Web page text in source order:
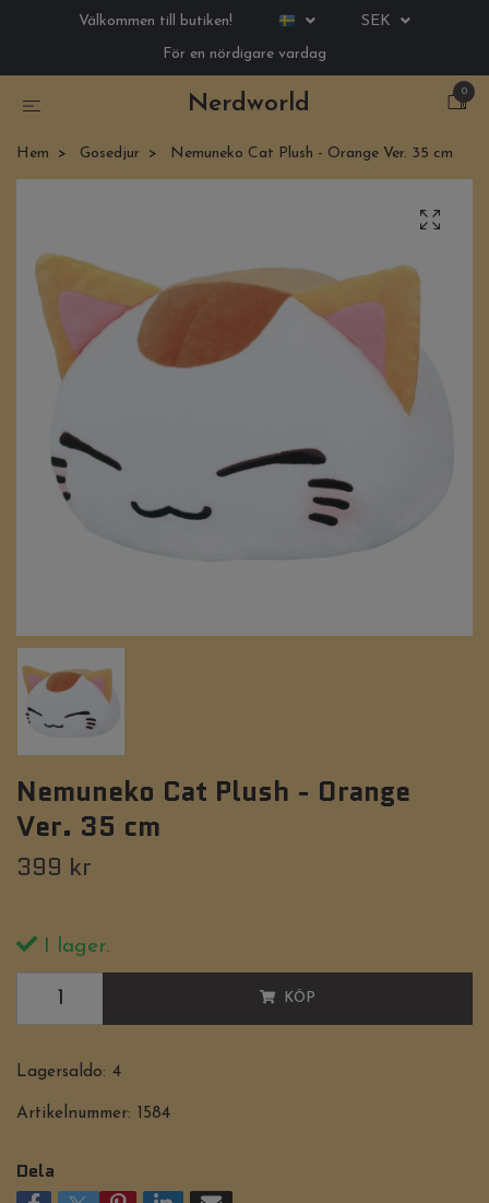
Välkommen till butiken!
SEK
För en nördigare vardag
Nerdworld
0
Hem Gosedjur Nemuneko Cat Plush - Orange Ver. 35 cm
Nemuneko Cat Plush - Orange
Ver. 35 cm
399 kr
I lager.
KÖP
Lagersaldo: 4
Artikelnummer: 1584
Dela